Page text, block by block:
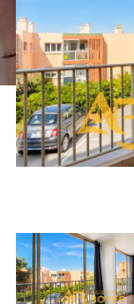
Budget
Surface
Surface
Pièces
Pièces